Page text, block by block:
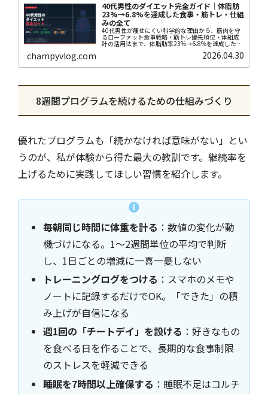
40代男性のダイエット完全ガイド｜体脂肪
23%→6.8%を達成した食事・筋トレ・仕組
みの全て
40代男性が痩せにくい科学的な理由から、筋肉を守
るローファット食事戦略・筋トレ優先順位・体組成
計の活用法まで、体脂肪率23%→6.8%を達成した
Chanが実体験をもとに徹底解説します。
champyvlog.com 2026.04.30
8週間プログラムを続けるための仕組みづくり
優れたプログラムも「続かなければ意味がない」とい
うのが、私が体験から得た最大の教訓です。継続率を
上げるために実践してほしい習慣を紹介します。
毎朝同じ時間に体重を計る ：数値の変化が動
機づけになる。1〜2週間単位の平均で判断
し、1日ごとの増減に一喜一憂しない
トレーニングログをつける ：スマホのメモや
ノートに記録するだけでOK。「できた」の積
み上げが自信になる
週1回の「チートデイ」を設ける ：好きなもの
を食べる日を作ることで、長期的な食事制限
のストレスを軽減できる
睡眠を7時間以上確保する ：睡眠不足はコルチ